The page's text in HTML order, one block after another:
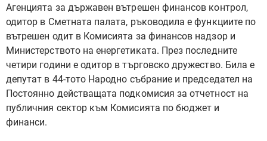
Агенцията за държавен вътрешен финансов контрол,
одитор в Сметната палата, ръководила е функциите по
вътрешен одит в Комисията за финансов надзор и
Министерството на енергетиката. През последните
четири години е одитор в търговско дружество. Била е
депутат в 44-тото Народно събрание и председател на
Постоянно действащата подкомисия за отчетност на
публичния сектор към Комисията по бюджет и
финанси.